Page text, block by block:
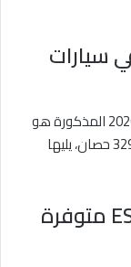
سيارات
أقوى محرك متوفر ضمن سيارات جيب هيونداي 2026 المذكورة هو
في هيونداي باليسيد 2026 بنسخة الهايبرد بقوة 329 حصان، يليها
هل أنظمة الأمان مثل ABS وESC متوفرة